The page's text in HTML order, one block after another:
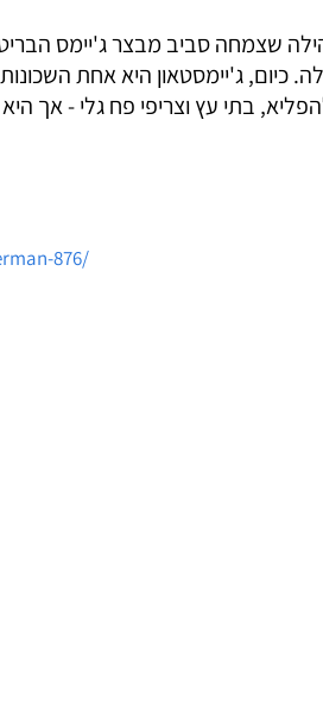
כיום, ג'יימסטאון היא אחת
להפליא, בתי עץ וצריפי פח גלי - אך
876/